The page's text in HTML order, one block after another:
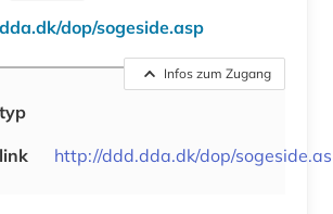
dop/sogeside.asp
Infos zum Zugang
http://ddd.dda.dk/dop/